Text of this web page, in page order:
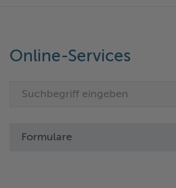
Online-Services
Formulare